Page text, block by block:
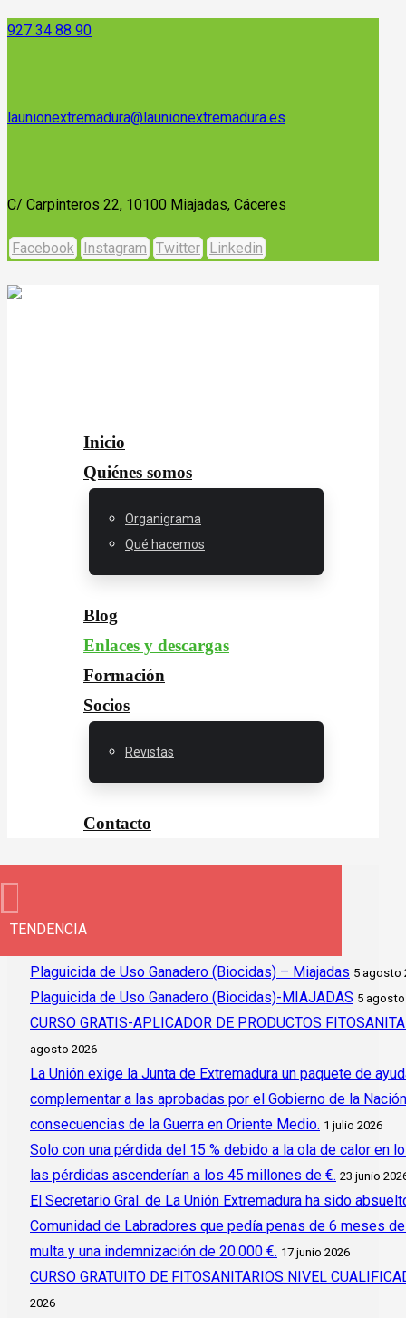
927 34 88 90
launionextremadura@launionextremadura.es
C/ Carpinteros 22, 10100 Miajadas, Cáceres
Facebook Instagram Twitter Linkedin
Inicio
Quiénes somos
Organigrama
Qué hacemos
Blog
Enlaces y descargas
Formación
Socios
Revistas
Contacto
TENDENCIA
Plaguicida de Uso Ganadero (Biocidas) – Miajadas 5 agosto
Plaguicida de Uso Ganadero (Biocidas)-MIAJADAS 5
CURSO GRATIS-APLICADOR DE PRODUCTOS
agosto 2026
La Unión exige la Junta de Extremadura un paquete de
complementar a las aprobadas por el Gobierno de la
consecuencias de la Guerra en Oriente Medio. 1 julio 2026
Solo con una pérdida del 15 % debido a la ola de calor en
las pérdidas ascenderían a los 45 millones de €. 23 junio
El Secretario Gral. de La Unión Extremadura ha sido
Comunidad de Labradores que pedía penas de 6 meses
multa y una indemnización de 20.000 €. 17 junio 2026
CURSO GRATUITO DE FITOSANITARIOS NIVEL
2026